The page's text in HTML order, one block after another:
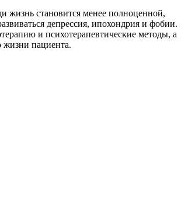
жизнь становится менее полноценной,
депрессия, ипохондрия и фобии.
и психотерапевтические методы, а
жизни пациента.